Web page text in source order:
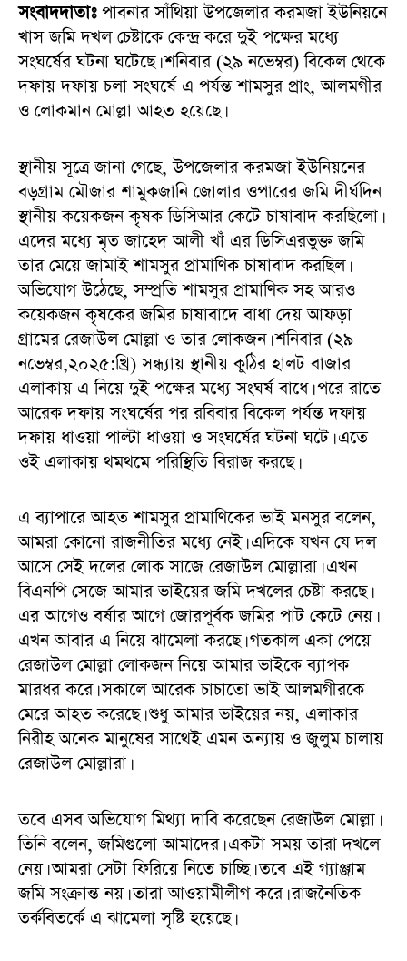
সংবাদদাতাঃপাবনার সাঁথিয়া উপজেলার করমজা ইউনিয়নে
খাস জমি দখল চেষ্টাকে কেন্দ্র করে দুই পক্ষের মধ্যে
সংঘর্ষের ঘটনা ঘটেছে। শনিবার (২৯ নভেম্বর) বিকেল থেকে
দফায় দফায় চলা সংঘর্ষে এ পর্যন্ত শামসুর প্রাং, আলমগীর
ও লোকমান মোল্লা আহত হয়েছে।
স্থানীয় সূত্রে জানা গেছে, উপজেলার করমজা ইউনিয়নের
বড়গ্রাম মৌজার শামুকজানি জোলার ওপারের জমি দীর্ঘদিন
স্থানীয় কয়েকজন কৃষক ডিসিআর কেটে চাষাবাদ করছিলো।
এদের মধ্যে মৃত জাহেদ আলী খাঁ এর ডিসিএরভুক্ত জমি
তার মেয়ে জামাই শামসুর প্রামাণিক চাষাবাদ করছিল।
অভিযোগ উঠেছে, সম্প্রতি শামসুর প্রামাণিক সহ আরও
কয়েকজন কৃষকের জমির চাষাবাদে বাধা দেয় আফড়া
গ্রামের রেজাউল মোল্লা ও তার লোকজন। শনিবার (২৯
নভেম্বর,২০২৫:খ্রি) সন্ধ্যায় স্থানীয় কুঠির হালট বাজার
এলাকায় এ নিয়ে দুই পক্ষের মধ্যে সংঘর্ষ বাধে। পরে রাতে
আরেক দফায় সংঘর্ষের পর রবিবার বিকেল পর্যন্ত দফায়
দফায় ধাওয়া পাল্টা ধাওয়া ও সংঘর্ষের ঘটনা ঘটে। এতে
ওই এলাকায় থমথমে পরিস্থিতি বিরাজ করছে।
এ ব্যাপারে আহত শামসুর প্রামাণিকের ভাই মনসুর বলেন,
আমরা কোনো রাজনীতির মধ্যে নেই। এদিকে যখন যে দল
আসে সেই দলের লোক সাজে রেজাউল মোল্লারা। এখন
বিএনপি সেজে আমার ভাইয়ের জমি দখলের চেষ্টা করছে।
এর আগেও বর্ষার আগে জোরপূর্বক জমির পাট কেটে নেয়।
এখন আবার এ নিয়ে ঝামেলা করছে। গতকাল একা পেয়ে
রেজাউল মোল্লা লোকজন নিয়ে আমার ভাইকে ব্যাপক
মারধর করে। সকালে আরেক চাচাতো ভাই আলমগীরকে
মেরে আহত করেছে। শুধু আমার ভাইয়ের নয়, এলাকার
নিরীহ অনেক মানুষের সাথেই এমন অন্যায় ও জুলুম চালায়
রেজাউল মোল্লারা।
তবে এসব অভিযোগ মিথ্যা দাবি করেছেন রেজাউল মোল্লা।
তিনি বলেন, জমিগুলো আমাদের। একটা সময় তারা দখলে
নেয়। আমরা সেটা ফিরিয়ে নিতে চাচ্ছি। তবে এই গ্যাঞ্জাম
জমি সংক্রান্ত নয়। তারা আওয়ামীলীগ করে। রাজনৈতিক
তর্কবিতর্কে এ ঝামেলা সৃষ্টি হয়েছে।